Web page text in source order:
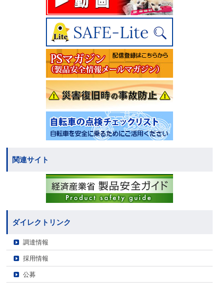
関連サイト
ダイレクトリンク
調達情報
採用情報
公募